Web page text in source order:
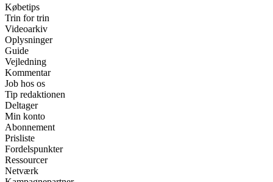
Købetips
Trin for trin
Videoarkiv
Oplysninger
Guide
Vejledning
Kommentar
Job hos os
Tip redaktionen
Deltager
Min konto
Abonnement
Prisliste
Fordelspunkter
Ressourcer
Netværk